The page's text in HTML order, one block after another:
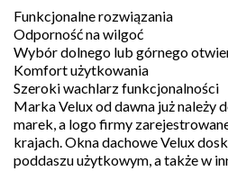
Funkcjonalne rozwiązania
Odporność na wilgoć
Wybór dolnego lub górnego
Komfort użytkowania
Szeroki wachlarz funkcjonalności
Marka Velux od dawna już należy
marek, a logo firmy
krajach. Okna dachowe Velux
poddaszu użytkowym, a także w